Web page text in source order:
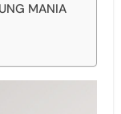
MANIA